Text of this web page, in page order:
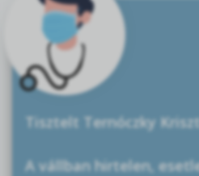
Tisztelt Ternóczky
A vállban hirtelen,